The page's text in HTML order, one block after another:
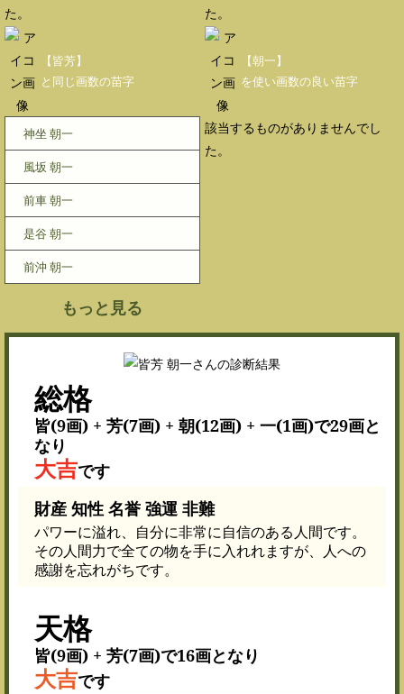
た。
た。
【皆芳】
と同じ画数の苗字
神坐 朝一
風坂 朝一
前車 朝一
是谷 朝一
前沖 朝一
もっと見る
【朝一】
を使い画数の良い苗字
該当するものがありませんでし
た。
総格
皆(9画) + 芳(7画) + 朝(12画) + 一(1画)で29画と
なり
大吉です
財産 知性 名誉 強運 非難
パワーに溢れ、自分に非常に自信のある人間です。
その人間力で全ての物を手に入れれますが、人への
感謝を忘れがちです。
天格
皆(9画) + 芳(7画)で16画となり
大吉です